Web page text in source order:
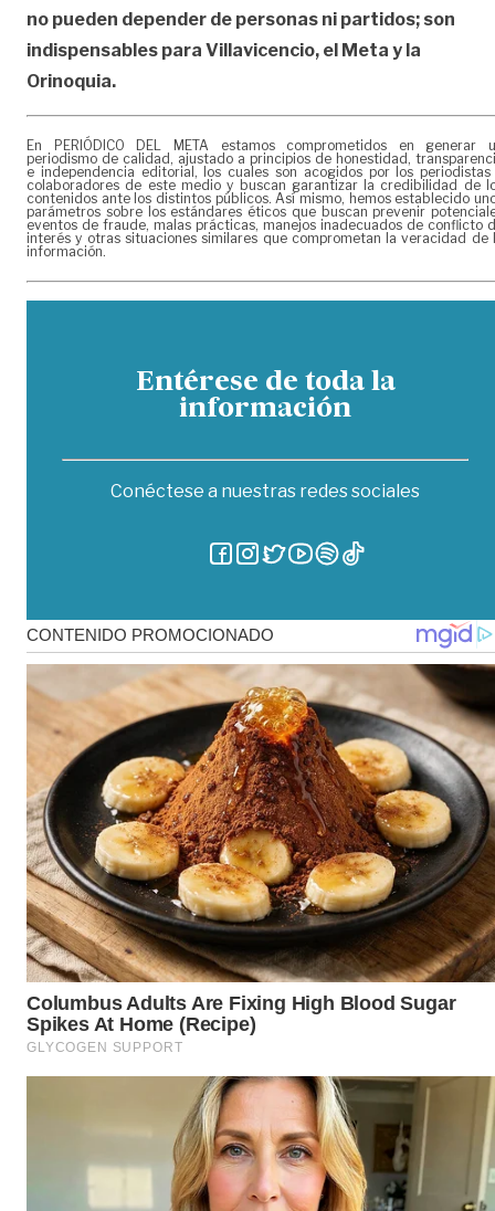
no pueden depender de personas ni partidos; son
indispensables para Villavicencio, el Meta y la
Orinoquia.
En PERIÓDICO DEL META estamos comprometidos en generar
periodismo de calidad, ajustado a principios de honestidad,
e independencia editorial, los cuales son acogidos por los periodistas
colaboradores de este medio y buscan garantizar la credibilidad de
contenidos ante los distintos públicos. Así mismo, hemos establecido
parámetros sobre los estándares éticos que buscan prevenir
eventos de fraude, malas prácticas, manejos inadecuados de conflicto
interés y otras situaciones similares que comprometan la veracidad de
información.
Entérese de toda la
información
Conéctese a nuestras redes sociales